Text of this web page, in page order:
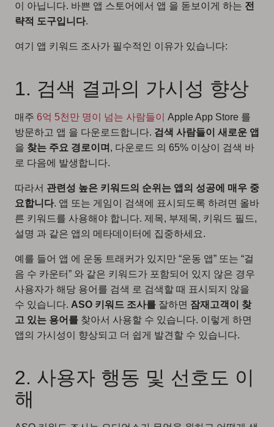
이 아닙니다. 바쁜 앱 스토어에서 앱 을 돋보이게 하는 전
략적 도구입니다.
여기 앱 키워드 조사가 필수적인 이유가 있습니다:
1. 검색 결과의 가시성 향상
매주 6억 5천만 명이 넘는 사람들이
Apple App Store 를
방문하고 앱 을 다운로드합니다. 검색 사람들이 새로운 앱
을 찾는 주요 경로이며 , 다운로드 의 65% 이상이 검색 바
로 다음에 발생합니다.
따라서 관련성 높은 키워드의 순위는 앱의 성공에 매우 중
요합니다. 앱 또는 게임이 검색에 표시되도록 하려면 올바
른 키워드를 사용해야 합니다. 제목, 부제목, 키워드 필드,
설명 과 같은 앱의 메타데이터에 집중하세요.
예를 들어 앱 에 운동 트래커가 있지만 “운동 앱” 또는 “걸
음 수 카운터” 와 같은 키워드가 포함되어 있지 않은 경우
사용자가 해당 용어를 검색 로 검색할 때 표시되지 않을
수 있습니다. ASO 키워드 조사를 잘하면 잠재고객이 찾
고 있는 용어를 찾아서 사용할 수 있습니다. 이렇게 하면
앱의 가시성이 향상되고 더 쉽게 발견할 수 있습니다.
2. 사용자 행동 및 선호도 이
해